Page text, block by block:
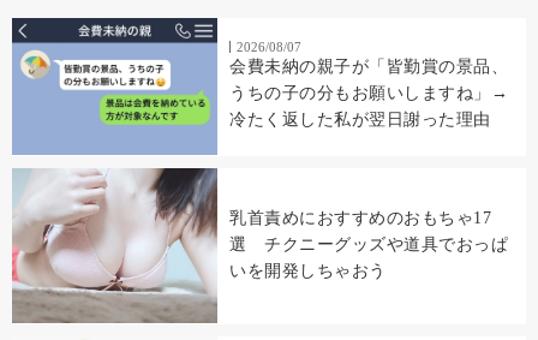
2026/08/07
会費未納の親子が「皆勤賞の景品、
うちの子の分もお願いしますね」→
冷たく返した私が翌日謝った理由
乳首責めにおすすめのおもちゃ17
選 チクニーグッズや道具でおっぱ
いを開発しちゃおう